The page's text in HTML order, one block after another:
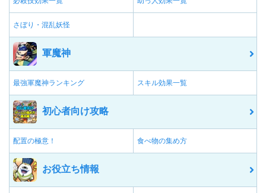
さぼり・混乱妖怪
軍魔神
最強軍魔神ランキング スキル効果一覧
初心者向け攻略
配置の極意！ 食べ物の集め方
お役立ち情報